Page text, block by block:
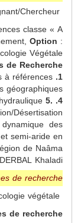
: Enseignant/
de Conférences
environnement,
Ecologie
Domaines de
:
2.Données à
de données
Erosion/
et la
milieu aride et
Cas de la région de
: Pr
thèmes de
du sol/Ecologie
Thèmes de
: